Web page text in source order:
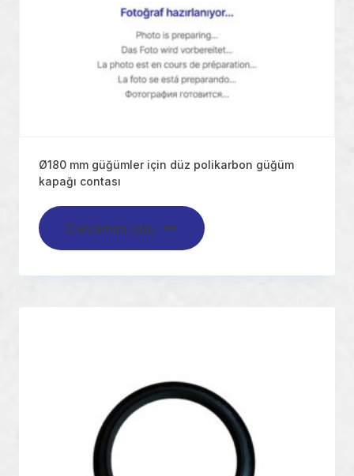
Ø180 mm güğümler için düz polikarbon güğüm
kapağı contası
Devamını oku